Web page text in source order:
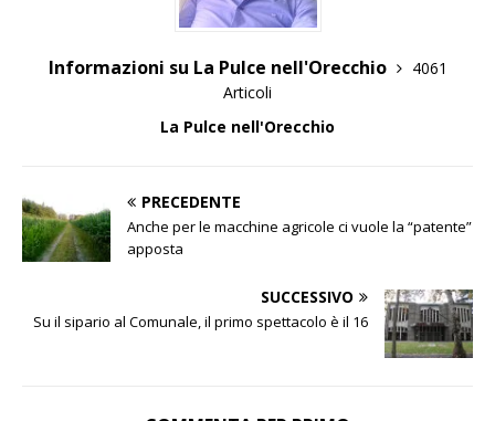
Informazioni su La Pulce nell'Orecchio
4061
Articoli
La Pulce nell'Orecchio
PRECEDENTE
Anche per le macchine agricole ci vuole la “patente”
apposta
SUCCESSIVO
Su il sipario al Comunale, il primo spettacolo è il 16